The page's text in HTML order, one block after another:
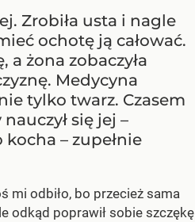
Zrobiła usta i nagle
ochotę ją całować.
a żona zobaczyła
Medycyna
tylko twarz. Czasem
się jej –
– zupełnie
mi odbiło, bo przecież sama
odkąd poprawił sobie szczękę